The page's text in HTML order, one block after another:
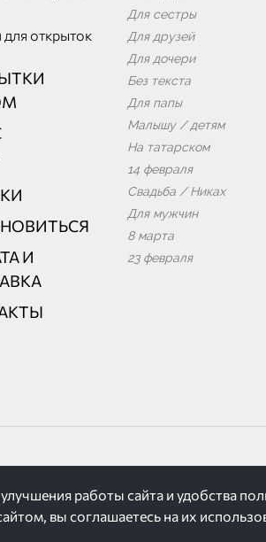
для открыток
И
Для сестры
Для друзей
Для дочери
Без текста
Для папы
Малышу / детям
На татарском
14 февраля
Свадьба / Никах
Для мужчин
8 марта
23 февраля
«Яндекс.Метрика»
работы сайта и удобства
вы соглашаетесь на их